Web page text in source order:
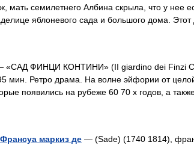
семилетнего Албина скрыла, что у нее
яблоневого сада и большого дома.
«САД ФИНЦИ КОНТИНИ» (II giardino dei Finzi
мин. Ретро драма. На волне эйфории от
появились на рубеже 60 70 х годов, а
маркиз де — (Sade) (1740 1814),